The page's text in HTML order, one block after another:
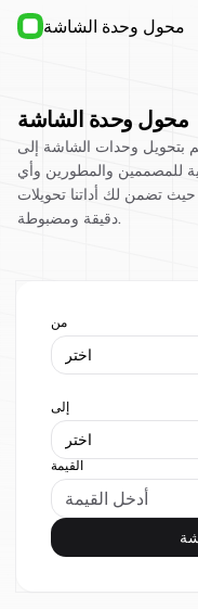
محول وحدة الشاشة
محول وحدة الشاشة
وحدات الشاشة إلى
للمصممين والمطورين وأي
تضمن لك أداتنا تحويلات
دقيقة ومضبوطة.
من
اختر
إلى
اختر
القيمة